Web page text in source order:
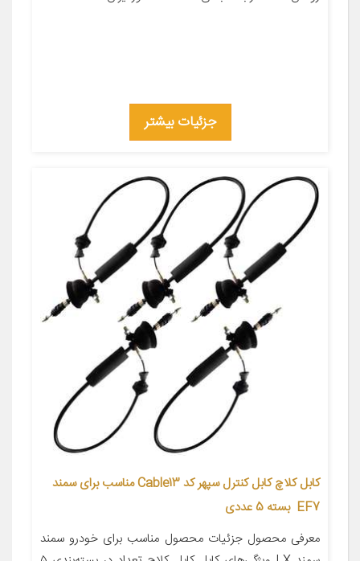
جزئیات بیشتر
کابل کلاچ کابل کنترل سپهر کد Cable13 مناسب برای سمند
EF7 بسته 5 عددی
معرفی محصول جزئیات محصول مناسب برای خودرو سمند